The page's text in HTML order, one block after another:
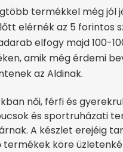
termékkel még jól
elérnék az 5 forintos
elfogy majd 100-
amik még érdemi
az Aldinak.
női, férfi és
és sportruházati
A készlet erejéig
termékek köre